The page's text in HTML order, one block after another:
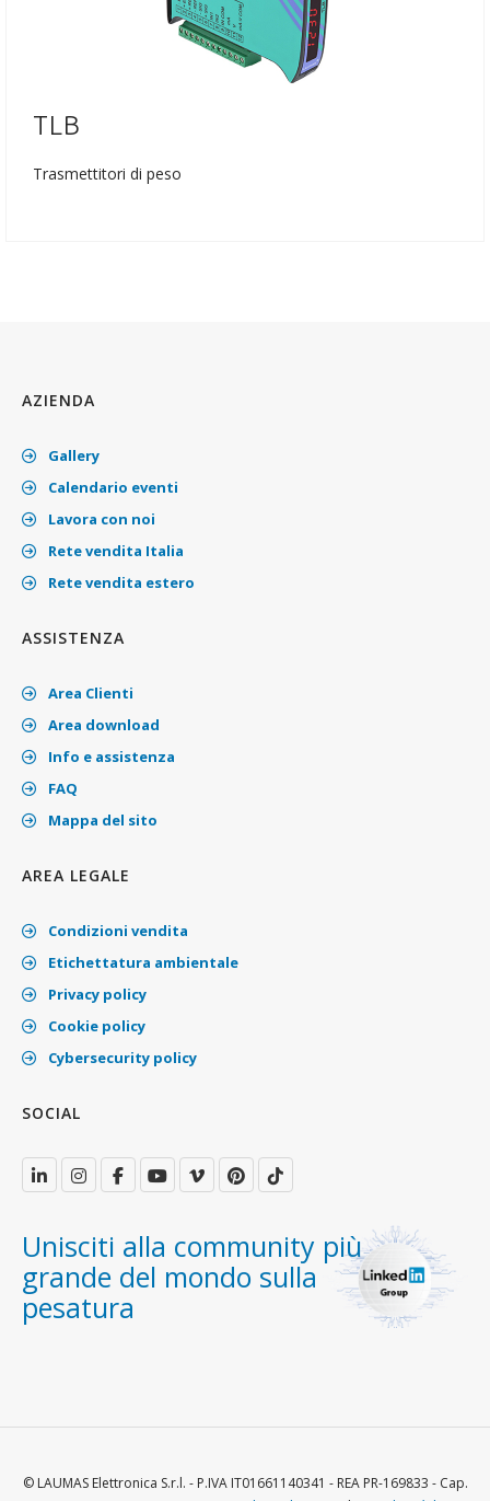
TLB
Trasmettitori di peso
AZIENDA
Gallery
Calendario eventi
Lavora con noi
Rete vendita Italia
Rete vendita estero
ASSISTENZA
Area Clienti
Area download
Info e assistenza
FAQ
Mappa del sito
AREA LEGALE
Condizioni vendita
Etichettatura ambientale
Privacy policy
Cookie policy
Cybersecurity policy
SOCIAL
Unisciti alla community più
grande del mondo sulla
pesatura
© LAUMAS Elettronica S.r.l. - P.IVA IT01661140341 - REA PR-169833 - Cap.